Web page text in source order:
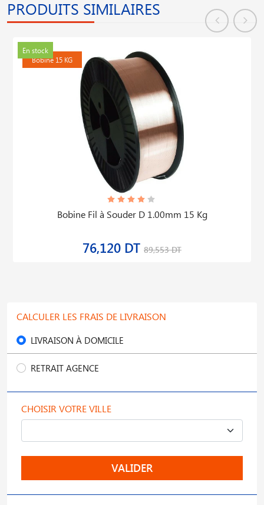
PRODUITS SIMILAIRES
En stock
Bobine 15 KG
Bobine Fil à Souder D 1.00mm 15 Kg
76,120 DT 89,553 DT
CALCULER LES FRAIS DE LIVRAISON
LIVRAISON À DOMICILE
RETRAIT AGENCE
CHOISIR VOTRE VILLE
VALIDER